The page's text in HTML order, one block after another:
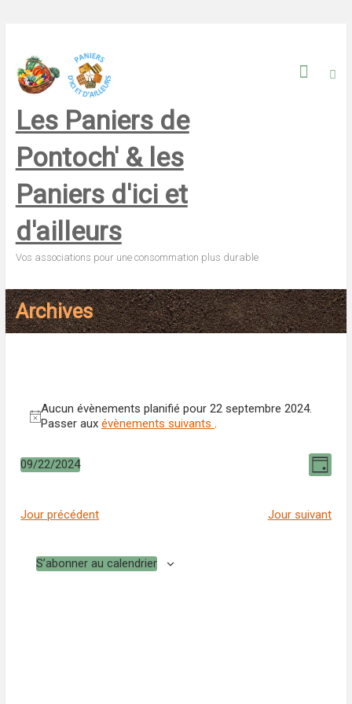
content
Les Paniers de
Pontoch' & les
Paniers d'ici et
d'ailleurs
Vos associations pour une consommation plus durable
Archives
Notice
Aucun évènements planifié pour 22 septembre 2024.
Passer aux évènements suivants .
Jour
09/22/2024
date.
Jour précédent Jour suivant
S’abonner au calendrier